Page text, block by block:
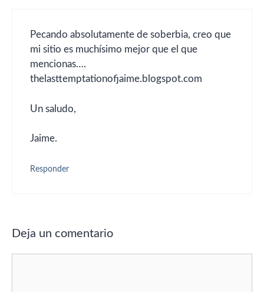
Pecando absolutamente de soberbia, creo que
mi sitio es muchísimo mejor que el que
mencionas….
thelasttemptationofjaime.blogspot.com
Un saludo,
Jaime.
Responder
Deja un comentario